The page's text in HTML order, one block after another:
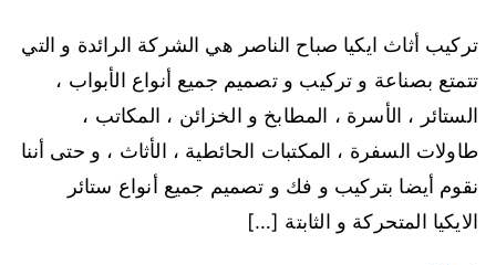
تركيب أثاث ايكيا صباح الناصر هي الشركة الرائدة و التي
تتمتع بصناعة و تركيب و تصميم جميع أنواع الأبواب ،
الستائر ، الأسرة ، المطابخ و الخزائن ، المكاتب ،
طاولات السفرة ، المكتبات الحائطية ، الأثاث ، و حتى أننا
نقوم أيضا بتركيب و فك و تصميم جميع أنواع ستائر
الايكيا المتحركة و الثابتة […]